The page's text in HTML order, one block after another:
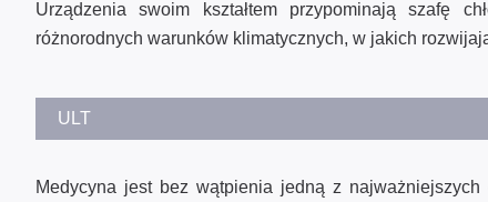
Urządzenia swoim kształtem przypominają szafę
różnorodnych warunków klimatycznych, w jakich
ULT
Medycyna jest bez wątpienia jedną z